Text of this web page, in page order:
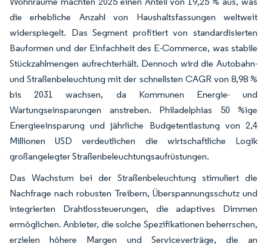
die erhebliche Anzahl von Haushaltsfassungen weltweit
widerspiegelt. Das Segment profitiert von standardisierten
Bauformen und der Einfachheit des E-Commerce, was stabile
Stückzahlmengen aufrechterhält. Dennoch wird die Autobahn-
und Straßenbeleuchtung mit der schnellsten CAGR von 8,98 %
bis 2031 wachsen, da Kommunen Energie- und
Wartungseinsparungen anstreben. Philadelphias 50 %ige
Energieeinsparung und jährliche Budgetentlastung von 2,4
Millionen USD verdeutlichen die wirtschaftliche Logik
großangelegter Straßenbeleuchtungsaufrüstungen.
Das Wachstum bei der Straßenbeleuchtung stimuliert die
Nachfrage nach robusten Treibern, Überspannungsschutz und
integrierten Drahtlossteuerungen, die adaptives Dimmen
ermöglichen. Anbieter, die solche Spezifikationen beherrschen,
erzielen höhere Margen und Serviceverträge, die an